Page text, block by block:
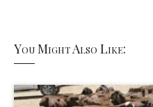
You Might Also Like: